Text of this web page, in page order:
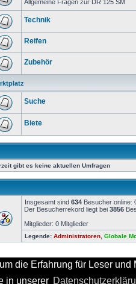
die Erfahrung für Leser
in unserer
Allgemeine Fragen zur DR 125 SM
Technik
Reifen
Zubehör
Suche
Biete
gibt es keine aktuellen Umfragen
Insgesamt sind 634 Besucher online:
Der Besucherrekord liegt bei 3856
Mitglieder: 0 Mitglieder
Legende: Administratoren Globale